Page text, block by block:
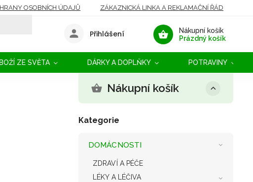
OSOBNÍCH ÚDAJŮ ZÁKAZNICKÁ LINKA A REKLAMAČNÍ ŘÁD
Nákupní košík
Prázdný košík
Přihlášení
ZE SVĚTA DÁRKY A DOPLŇKY POTRAVINY
Nákupní košík
Kategorie
DOMÁCNOSTI
ZDRAVÍ A PÉČE
LÉKY A LÉČIVA